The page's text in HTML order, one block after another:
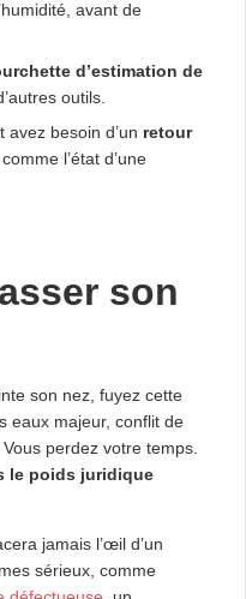
avant de
d’estimation de
outils.
besoin d’un retour
, comme l’état d’une
son
son nez, fuyez cette
eaux majeur, conflit de
perdez votre temps.
le poids juridique
jamais l’œil d’un
sérieux, comme